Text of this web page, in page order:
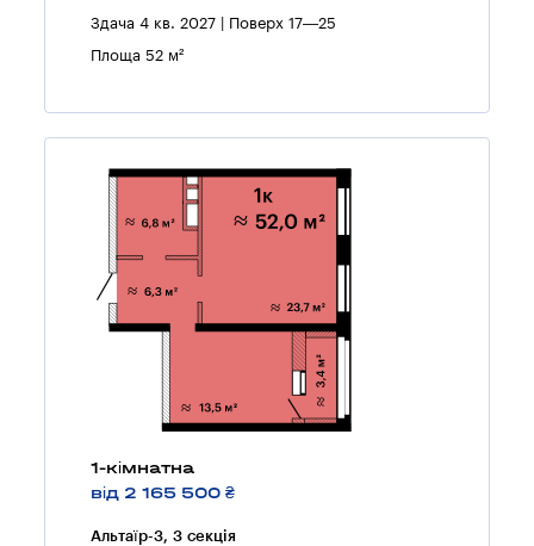
Здача 4 кв. 2027 | Поверх 17—25
Площа 52 м²
1-кімнатна
від 2 165 500 ₴
Альтаїр-3, 3 секцiя